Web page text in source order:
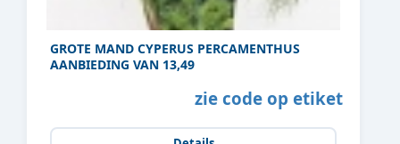
GROTE MAND CYPERUS PERCAMENTHUS
AANBIEDING VAN 13,49
zie code op etiket